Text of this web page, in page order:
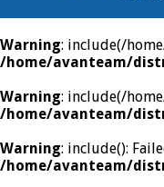
Warning: include(/
/home/avanteam/
Warning: include(/
/home/avanteam/
Warning: include():
/home/avanteam/